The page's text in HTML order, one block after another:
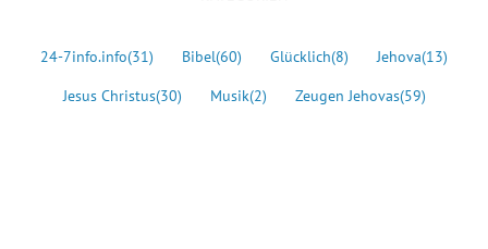
24-7info.info(31) Bibel(60) Glücklich(8) Jehova(13)
Jesus Christus(30) Musik(2) Zeugen Jehovas(59)